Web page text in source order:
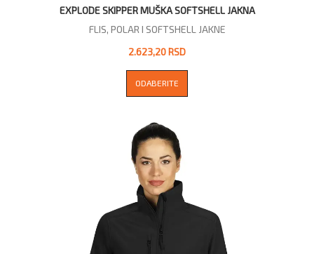
EXPLODE SKIPPER MUŠKA SOFTSHELL JAKNA
FLIS, POLAR I SOFTSHELL JAKNE
2.623,20 RSD
ODABERITE